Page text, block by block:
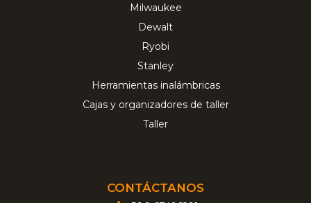
Milwaukee
Dewalt
Ryobi
Stanley
Herramientas inalámbricas
Cajas y organizadores de taller
Taller
CONTÁCTANOS